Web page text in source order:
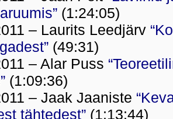
(1:24:05)
– Laurits Leedjärv
(49:31)
– Alar Puss
(1:09:36)
– Jaak Jaaniste
tähtedest” (1:13:44)